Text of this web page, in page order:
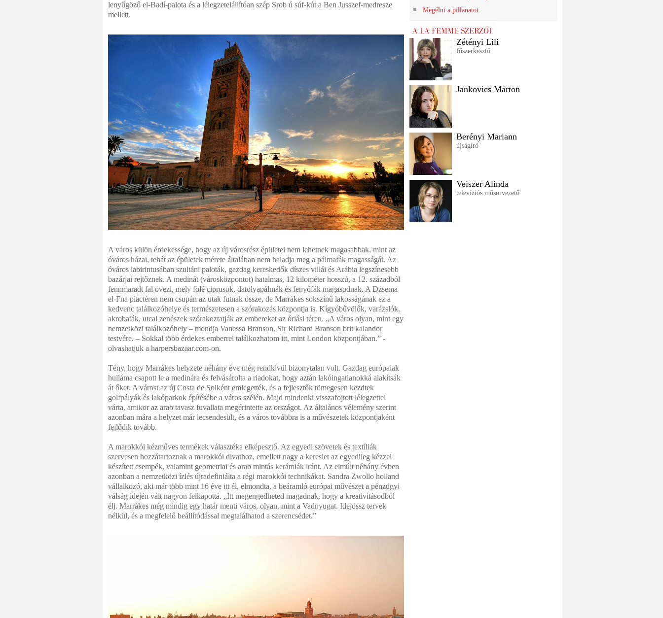
lenyűgöző el-Badí-palota és a lélegzetelállítóan szép Srob ú súf-kút a Ben Jusszef-medresze
mellett.
A város külön érdekessége, hogy az új városrész épületei nem lehetnek magasabbak, mint az
óváros házai, tehát az épületek mérete általában nem haladja meg a pálmafák magasságát. Az
óváros labirintusában szultáni paloták, gazdag kereskedők díszes villái és Arábia legszínesebb
bazárjai rejtőznek. A medinát (városközpontot) hatalmas, 12 kilométer hosszú, a 12. századból
fennmaradt fal övezi, mely fölé ciprusok, datolyapálmák és fenyőfák magasodnak. A Dzsema
el-Fna piactéren nem csupán az utak futnak össze, de Marrákes sokszínű lakosságának ez a
kedvenc találkozóhelye és természetesen a szórakozás központja is. Kígyóbűvölők, varázslók,
akrobaták, utcai zenészek szórakoztatják az embereket az óriási téren. „A város olyan, mint egy
nemzetközi találkozóhely – mondja Vanessa Branson, Sir Richard Branson brit kalandor
testvére. – Sokkal több érdekes emberrel találkozhatom itt, mint London központjában.” -
olvashatjuk a harpersbazaar.com-on.
Tény, hogy Marrákes helyzete néhány éve még rendkívül bizonytalan volt. Gazdag európaiak
hulláma csapott le a medinára és felvásárolta a riadokat, hogy aztán lakóingatlanokká alakítsák
át őket. A várost az új Costa de Solként emlegették, és a fejlesztők tömegesen kezdtek
golfpályák és lakóparkok építésébe a város szélén. Majd mindenki visszafojtott lélegzettel
várta, amikor az arab tavasz fuvallata megérintette az országot. Az általános vélemény szerint
azonban mára a helyzet már lecsendesült, és a város továbbra is a művészetek központjaként
fejlődik tovább.
A marokkói kézműves termékek választéka elképesztő. Az egyedi szövetek és textíliák
szervesen hozzátartoznak a marokkói divathoz, emellett nagy a kereslet az egyedileg kézzel
készített csempék, valamint geometriai és arab mintás kerámiák iránt. Az elmúlt néhány évben
azonban a nemzetközi ízlés újradefiniálta a régi marokkói technikákat. Sandra Zwollo holland
vállalkozó, aki már több mint 16 éve itt él, elmondta, a beáramló európai művészet a pénzügyi
válság idején vált nagyon felkapottá. „Itt megengedheted magadnak, hogy a kreativitásodból
élj. Marrákes még mindig egy határ menti város, olyan, mint a Vadnyugat. Idejössz tervek
nélkül, és a megfelelő beállítódással megtalálhatod a szerencsédet.”
Megélni a pillanatot
Zétényi Lili
főszerkesztő
Jankovics Márton
Berényi Mariann
újságíró
Veiszer Alinda
televíziós műsorvezető